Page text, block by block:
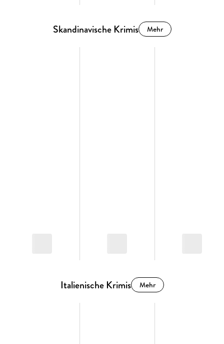
Skandinavische Krimis Mehr
Italienische Krimis Mehr